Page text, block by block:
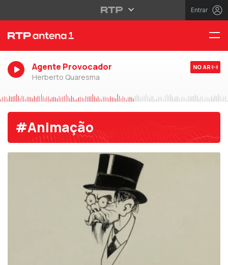
Entrar
Agente Provocador
Herberto Quaresma
NO AR
#Animação